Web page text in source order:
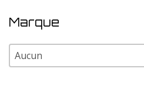
Marque
Marque
Marque